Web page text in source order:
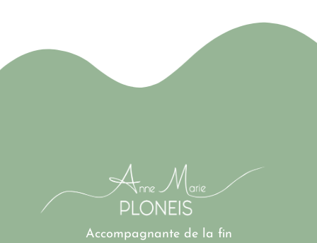
Accompagnante de la fin